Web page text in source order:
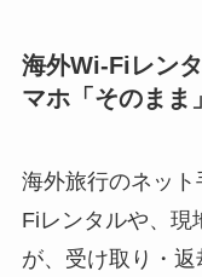
海外Wi-Fiレン
マホ「そのまま
海外旅行のネッ
Fiレンタルや、現
が、受け取り・